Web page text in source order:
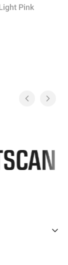
Pink